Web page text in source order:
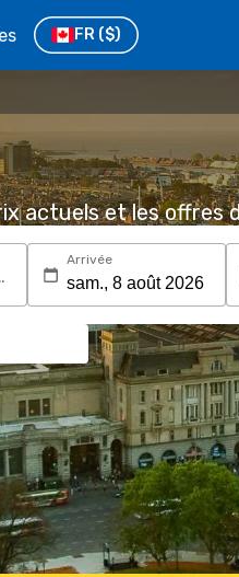
FR ($)
actuels et les offres
ou un hôtel
Arrivée